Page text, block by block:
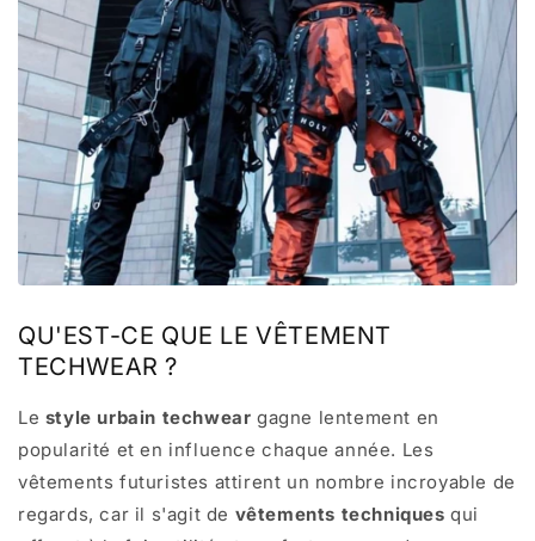
QU'EST-CE QUE LE VÊTEMENT
TECHWEAR ?
Le style urbain techwear gagne lentement en
popularité et en influence chaque année. Les
vêtements futuristes attirent un nombre incroyable de
regards, car il s'agit de vêtements techniques qui